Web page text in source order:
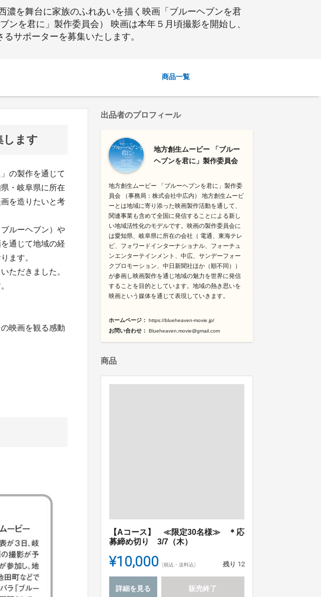
濃を舞台に家族のふれあいを描く映画「ブルーヘブンを君
を君に」製作委員会） 映画は本年５月頃撮影を開始し、
サポーターを募集いたします。
商品一覧
ます
の製作を通じて
・岐阜県に所在
を造りたいと考
ルーヘブン）や
通じて地域の経
ます。
ただきました。
映画を観る感動
す。
出品者のプロフィール
地方創生ムービー 「ブルー
ヘブンを君に」製作委員会
地方創生ムービー 「ブルーヘブンを君に」製作委
員会 （事務局：株式会社中広内） 地方創生ムービ
ーとは地域に寄り添った映画製作活動を通して、
関連事業も含めて全国に発信することによる新し
い地域活性化のモデルです。映画の製作委員会に
は愛知県、岐阜県に所在の会社（ 電通、東海テレ
ビ、フォワードインターナショナル、フォーチュ
ンエンターテインメント、中広、サンデーフォー
クプロモーション、中日新聞社ほか（順不同））
が参画し映画製作を通じ地域の魅力を世界に発信
することを目的としています。地域の熱き思いを
映画という媒体を通じて表現していきます。
ホームページ： https://blueheaven-movie.jp/
お問い合わせ： Blueheaven.movie@gmail.com
商品
【Aコース】 ≪限定30名様≫ ＊応
募締め切り 3/7（木）
¥10,000 (税込・送料込) 残り 12
詳細を見る 販売終了